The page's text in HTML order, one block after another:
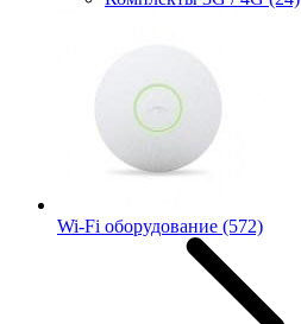
Wi-Fi оборудование (572)